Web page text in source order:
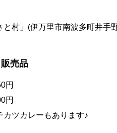
村」(伊万里市南波多町井手野
」販売品
円
ツカレーもあります♪